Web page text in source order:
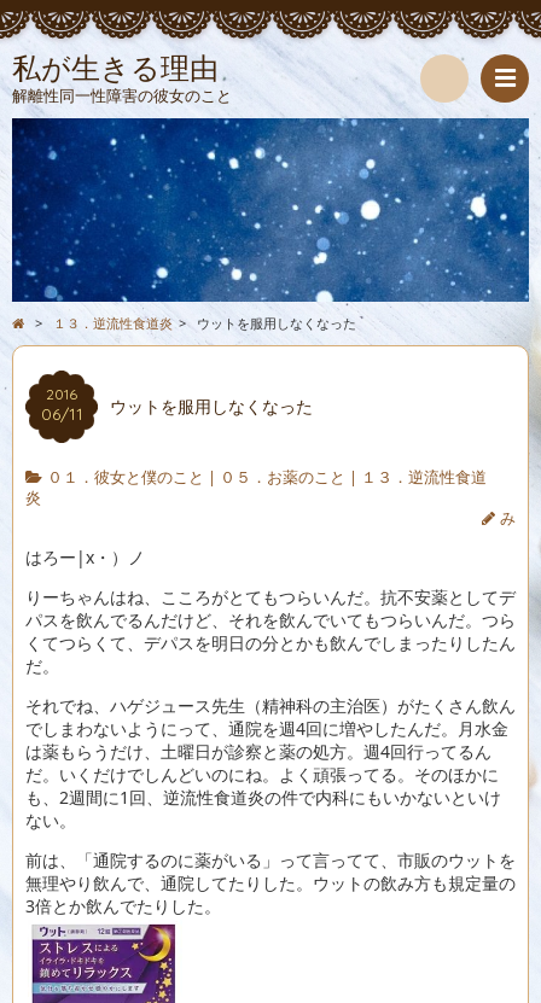
私が生きる理由
解離性同一性障害の彼女のこと
検
索
> １３．逆流性食道炎 > ウットを服用しなくなった
2016
06/11 ウットを服用しなくなった
０１．彼女と僕のこと | ０５．お薬のこと | １３．逆流性食道
炎
み
はろー|x・）ノ
りーちゃんはね、こころがとてもつらいんだ。抗不安薬としてデ
パスを飲んでるんだけど、それを飲んでいてもつらいんだ。つら
くてつらくて、デパスを明日の分とかも飲んでしまったりしたん
だ。
それでね、ハゲジュース先生（精神科の主治医）がたくさん飲ん
でしまわないようにって、通院を週4回に増やしたんだ。月水金
は薬もらうだけ、土曜日が診察と薬の処方。週4回行ってるん
だ。いくだけでしんどいのにね。よく頑張ってる。そのほかに
も、2週間に1回、逆流性食道炎の件で内科にもいかないといけ
ない。
前は、「通院するのに薬がいる」って言ってて、市販のウットを
無理やり飲んで、通院してたりした。ウットの飲み方も規定量の
3倍とか飲んでたりした。